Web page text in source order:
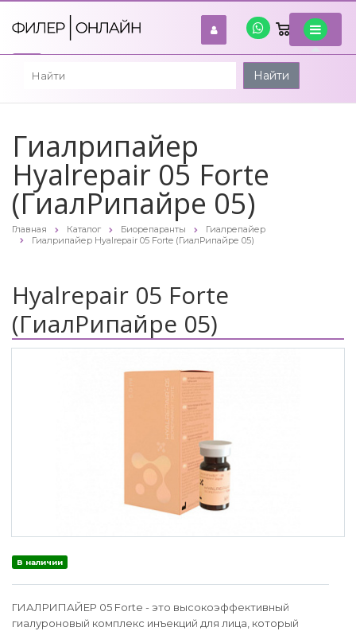
войти
Найти
Гиалрипайер
Hyalrepair 05 Forte
(ГиалРипайре 05)
Главная Каталог Биорепаранты
Гиалрепайер
Гиалрипайер Hyalrepair 05 Forte (ГиалРипайре 05)
Hyalrepair 05 Forte
(ГиалРипайре 05)
В наличии
ГИАЛРИПАЙЕР 05 Forte - это высокоэффективный
гиалуроновый комплекс инъекций для лица, который